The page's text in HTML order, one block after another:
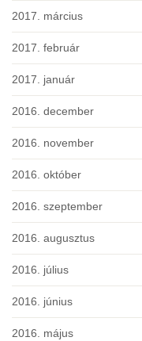
2017. március
2017. február
2017. január
2016. december
2016. november
2016. október
2016. szeptember
2016. augusztus
2016. július
2016. június
2016. május